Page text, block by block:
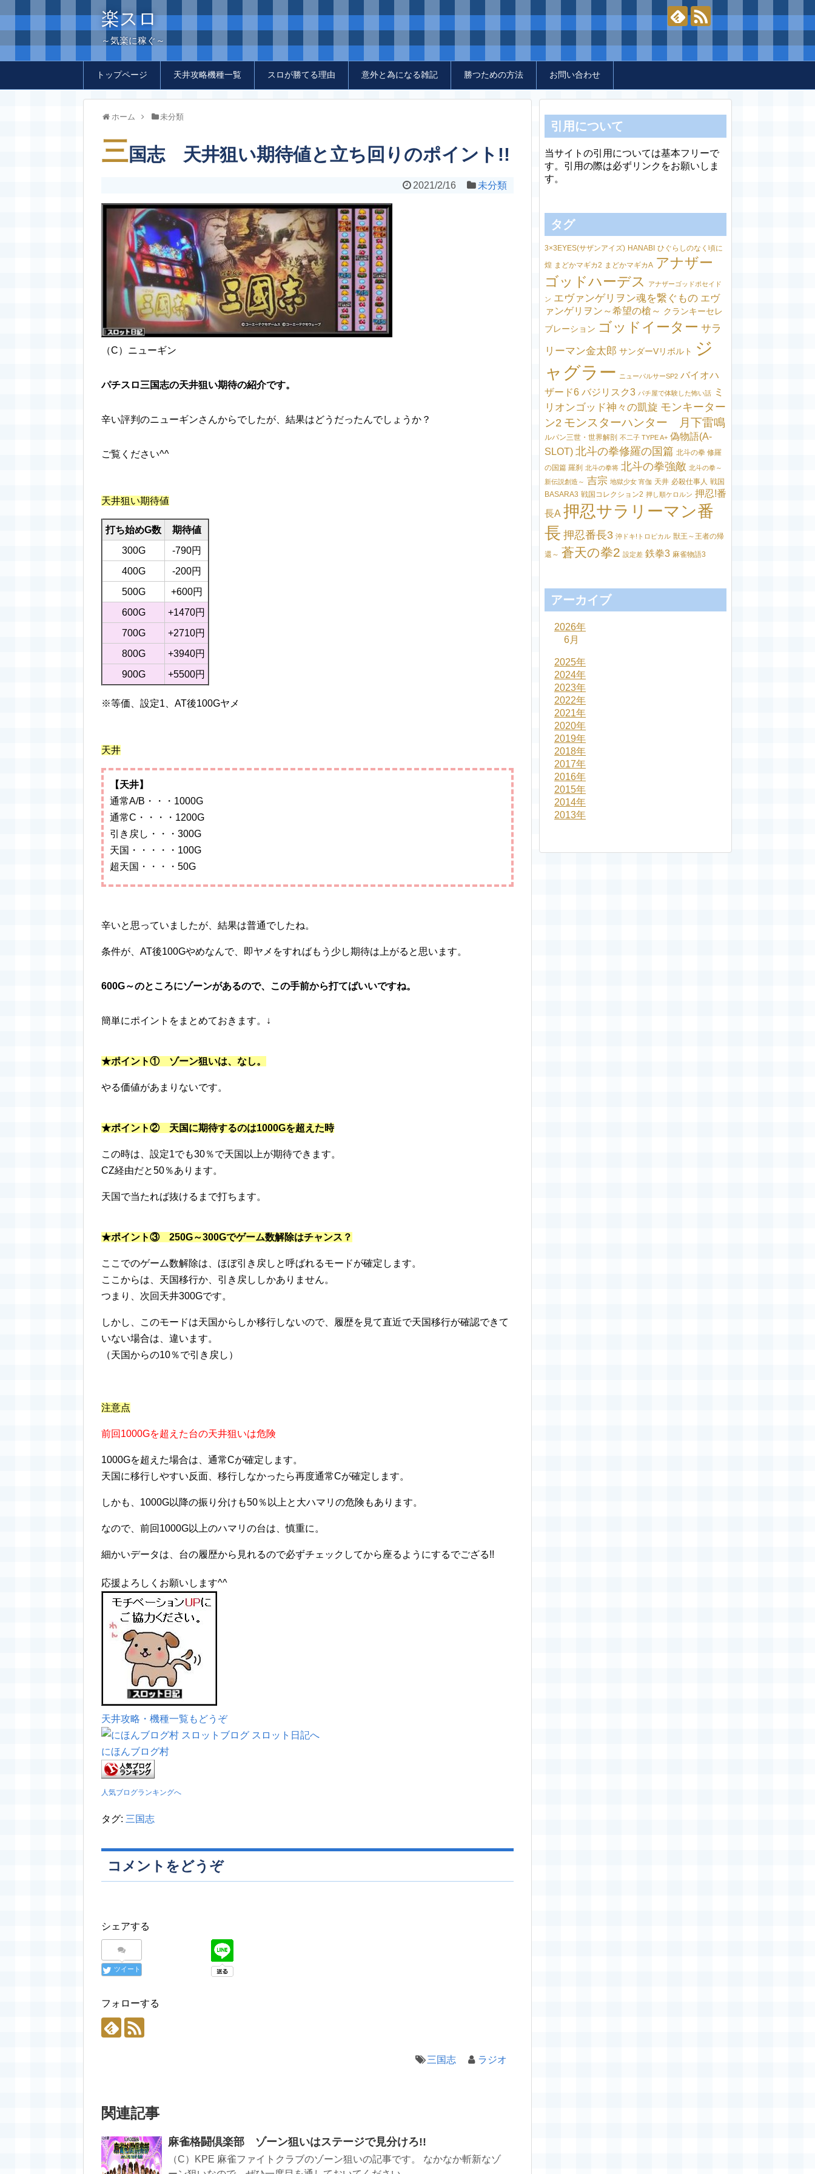
楽スロ
～気楽に稼ぐ～
トップページ 天井攻略機種一覧 スロが勝てる理由 意外と為になる雑記 勝つための方法 お問い合わせ
ホーム 未分類
三国志 天井狙い期待値と立ち回りのポイント!!
2021/2/16 未分類
（C）ニューギン
パチスロ三国志の天井狙い期待の紹介です。
辛い評判のニューギンさんからでしたが、結果はどうだったんでしょうか？
ご覧ください^^
天井狙い期待値
打ち始めG数
期待値
300G
-790円
400G
-200円
500G
+600円
600G
+1470円
700G
+2710円
800G
+3940円
900G
+5500円
※等価、設定1、AT後100Gヤメ
天井
【天井】
通常A/B・・・1000G
通常C・・・・1200G
引き戻し・・・300G
天国・・・・・100G
超天国・・・・50G
辛いと思っていましたが、結果は普通でしたね。
条件が、AT後100Gやめなんで、即ヤメをすればもう少し期待は上がると思います。
600G～のところにゾーンがあるので、この手前から打てばいいですね。
簡単にポイントをまとめておきます。↓
★ポイント① ゾーン狙いは、なし。
やる価値があまりないです。
★ポイント② 天国に期待するのは1000Gを超えた時
この時は、設定1でも30％で天国以上が期待できます。
CZ経由だと50％あります。
天国で当たれば抜けるまで打ちます。
★ポイント③ 250G～300Gでゲーム数解除はチャンス？
ここでのゲーム数解除は、ほぼ引き戻しと呼ばれるモードが確定します。
ここからは、天国移行か、引き戻ししかありません。
つまり、次回天井300Gです。
しかし、このモードは天国からしか移行しないので、履歴を見て直近で天国移行が確認できて
いない場合は、違います。
（天国からの10％で引き戻し）
注意点
前回1000Gを超えた台の天井狙いは危険
1000Gを超えた場合は、通常Cが確定します。
天国に移行しやすい反面、移行しなかったら再度通常Cが確定します。
しかも、1000G以降の振り分けも50％以上と大ハマリの危険もあります。
なので、前回1000G以上のハマリの台は、慎重に。
細かいデータは、台の履歴から見れるので必ずチェックしてから座るようにするでござる!!
応援よろしくお願いします^^
天井攻略・機種一覧もどうぞ
にほんブログ村
人気ブログランキングへ
タグ: 三国志
コメントをどうぞ
シェアする
ツイート
フォローする
三国志 ラジオ
関連記事
麻雀格闘倶楽部 ゾーン狙いはステージで見分けろ!!
（C）KPE 麻雀ファイトクラブのゾーン狙いの記事です。 なかなか斬新なゾ
引用について
当サイトの引用については基本フリーで
す。引用の際は必ずリンクをお願いしま
す。
タグ
3×3EYES(サザンアイズ) HANABI ひぐらしのなく頃に
煌 まどかマギカ2 まどかマギカA アナザー
ゴッドハーデス
アナザーゴッドポセイド
ン エヴァンゲリヲン魂を繋ぐもの エヴ
ァンゲリヲン～希望の槍～ クランキーセレ
ブレーション ゴッドイーター サラ
リーマン金太郎 サンダーVリボルト
ジ
ャグラー
ニューパルサーSP2 バイオハ
ザード6 バジリスク3 パチ屋で体験した怖い話
ミ
リオンゴッド神々の凱旋 モンキーター
ン2 モンスターハンター 月下雷鳴
ルパン三世・世界解剖 不二子 TYPE A+ 偽物語(A-
SLOT) 北斗の拳修羅の国篇 北斗の拳 修羅
の国篇 羅刹 北斗の拳将 北斗の拳強敵 北斗の拳～
新伝説創造～ 吉宗 地獄少女 宵伽 天井 必殺仕事人 戦国
BASARA3 戦国コレクション2 押し順ケロルン 押忍!番
長A 押忍サラリーマン番
長 押忍番長3 沖ドキ!トロピカル 獣王～王者の帰
還～ 蒼天の拳2 設定差 鉄拳3 麻雀物語3
アーカイブ
2026年
6月
2025年
2024年
2023年
2022年
2021年
2020年
2019年
2018年
2017年
2016年
2015年
2014年
2013年